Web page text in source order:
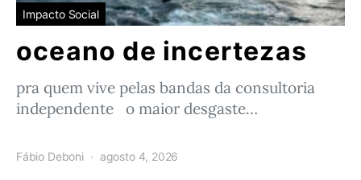
Impacto Social
oceano de incertezas
pra quem vive pelas bandas da consultoria
independente o maior desgaste…
Fábio Deboni agosto 4, 2026